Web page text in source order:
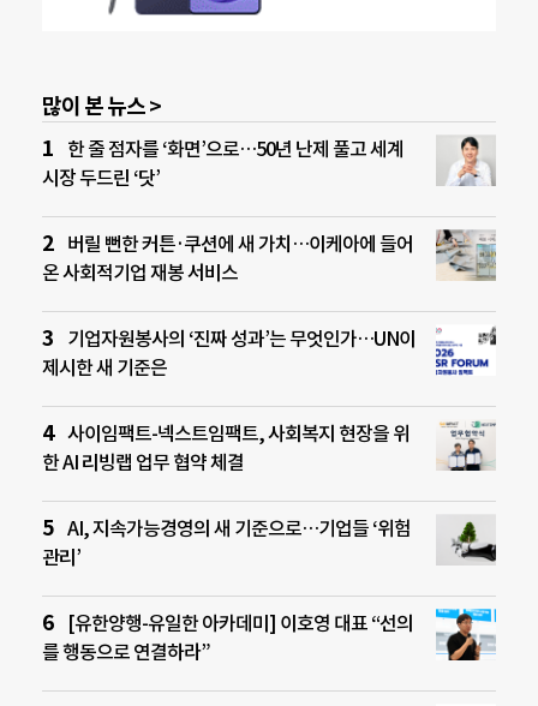
많이 본 뉴스 >
한 줄 점자를 ‘화면’으로…50년 난제 풀고 세계
시장 두드린 ‘닷’
버릴 뻔한 커튼·쿠션에 새 가치…이케아에 들어
온 사회적기업 재봉 서비스
기업자원봉사의 ‘진짜 성과’는 무엇인가…UN이
제시한 새 기준은
사이임팩트-넥스트임팩트, 사회복지 현장을 위
한 AI 리빙랩 업무 협약 체결
AI, 지속가능경영의 새 기준으로…기업들 ‘위험
관리’
[유한양행-유일한 아카데미] 이호영 대표 “선의
를 행동으로 연결하라”